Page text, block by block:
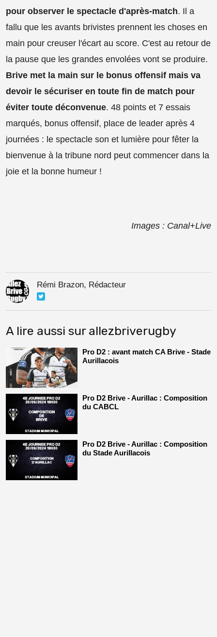
pour observer le spectacle d'après-match. Il a
fallu que les avants brivistes prennent les choses en
main pour creuser l'écart au score. C'est au retour de
la pause que les grandes envolées vont se produire.
Brive met la main sur le bonus offensif mais va
devoir le sécuriser en toute fin de match pour
éviter toute déconvenue. 48 points et 7 essais
marqués, bonus offensif, place de leader après 4
journées : le spectacle son et lumière pour fêter la
bienvenue à la tribune nord peut commencer dans la
joie et la bonne humeur !
Images : Canal+Live
Rémi Brazon, Rédacteur
A lire aussi sur allezbriverugby
Pro D2 : avant match CA Brive - Stade
Aurillacois
Pro D2 Brive - Aurillac : Composition
du CABCL
Pro D2 Brive - Aurillac : Composition
du Stade Aurillacois